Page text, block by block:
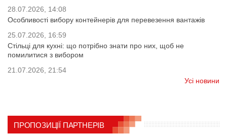
28.07.2026, 14:08
Особливості вибору контейнерів для перевезення вантажів
25.07.2026, 16:59
Стільці для кухні: що потрібно знати про них, щоб не
помилитися з вибором
21.07.2026, 21:54
Усі новини
ПРОПОЗИЦІЇ ПАРТНЕРІВ